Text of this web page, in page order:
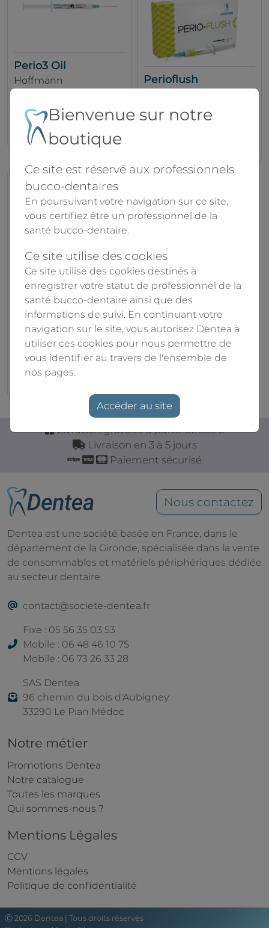
Perio3 Oil
Hoffmann
79.00€
Perioflush
Sterify gel STY-GEL
0301 (0.3ml)
Hu-Friedy
107.60€64.70€
Livraison gratuite à partir de 350€
Livraison en 3 à 5 jours
Paiement sécurisé
Nous contactez
Dentea est une société basée en France, dans le
département de la Gironde, spécialisée dans la vente
de consommables et matériels périphériques dédiée
au secteur dentaire.
contact@societe-dentea.fr
Fixe : 05 56 35 03 53
Mobile : 06 48 46 10 75
Mobile : 06 73 26 33 28
SAS Dentea
96 chemin du bois d'Aubigney
33290 Le Pian Médoc
Notre métier
Promotions Dentea
Notre catalogue
Toutes les marques
Qui sommes-nous ?
Mentions Légales
CGV
Mentions légales
Politique de confidentialité
Ⓒ 2026 Dentea | Tous droits réservés
Bienvenue sur notre
boutique
Ce site est réservé aux professionnels
bucco-dentaires
En poursuivant votre navigation sur ce site,
vous certifiez être un professionnel de la
santé bucco-dentaire.
Ce site utilise des cookies
Ce site utilise des cookies destinés à
enregistrer votre statut de professionnel de la
santé bucco-dentaire ainsi que des
informations de suivi. En continuant votre
navigation sur le site, vous autorisez Dentea à
utiliser ces cookies pour nous permettre de
vous identifier au travers de l'ensemble de
nos pages.
Accéder au site